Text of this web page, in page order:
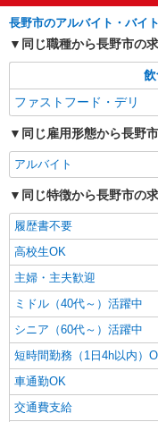
アルバイト パート
ビッグボーイ 西尾張部店
キッ
時
生時
場合
長
キープ
アルバイト
すき家 18号長野北尾張部
すき
時
長
キープ
アルバイト
長野市のアルバイト・バイ
同じ職種から長野市の
ファストフード・デリ
同じ雇用形態から長野
アルバイト
同じ特徴から長野市の
履歴書不要
高校生OK
主婦・主夫歓迎
ミドル（40代～）活躍中
シニア（60代～）活躍中
短時間勤務（1日4h以内）
車通勤OK
交通費支給